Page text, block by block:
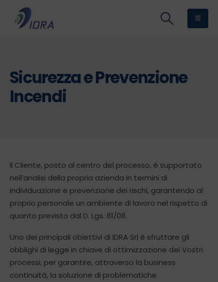
Sicurezza e Prevenzione
Incendi
Il Cliente, posto al centro del processo, è supportato
nell’analisi della propria azienda in termini di
individuazione e prevenzione dei rischi, garantendo al
proprio personale un ambiente di lavoro nel rispetto di
quanto previsto dal D. Lgs. 81/08.
Uno dei principali obiettivi di IDRA Srl è sfruttare gli
obblighi di legge in chiave di ottimizzazione dei Vostri
processi, per garantire, attraverso la business
continuità, la soluzione di problematiche